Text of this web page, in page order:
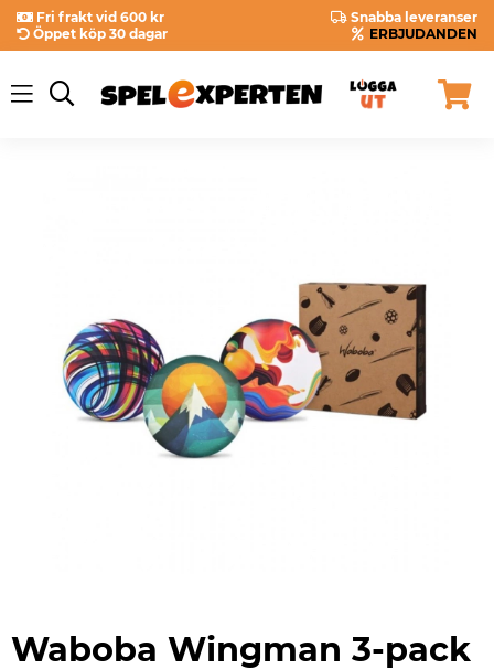
Fri frakt vid 600 kr
Snabba leveranser
Öppet köp 30 dagar
ERBJUDANDEN
Waboba Wingman 3-pack